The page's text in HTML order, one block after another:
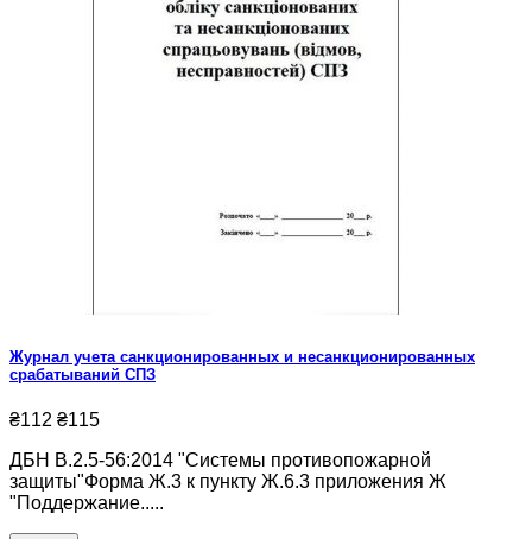
Журнал учета санкционированных и несанкционированных
срабатываний СПЗ
₴112 ₴115
ДБН В.2.5-56:2014 "Системы противопожарной
защиты"Форма Ж.3 к пункту Ж.6.3 приложения Ж
"Поддержание.....